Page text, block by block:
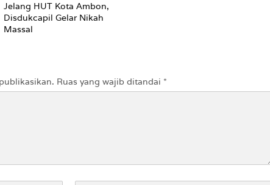
Jelang HUT Kota Ambon,
Disdukcapil Gelar Nikah
Massal
Ruas yang wajib ditandai *